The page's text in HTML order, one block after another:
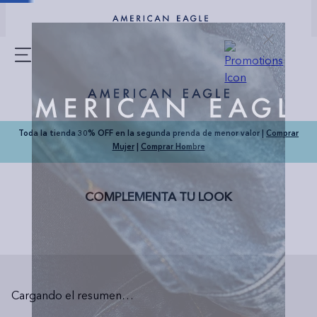
Toda la tienda 30% OFF en la segunda prenda de menor valor | Comprar
Mujer| Comprar Hombre
COMPLEMENTA TU LOOK
Cargando el resumen…